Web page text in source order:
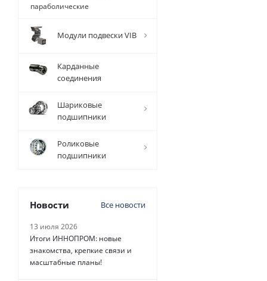
параболические
Модули подвески VIB
Карданные
соединения
Шариковые
подшипники
Роликовые
подшипники
Новости Все новости
13 июля 2026
Итоги ИННОПРОМ: новые
знакомства, крепкие связи и
масштабные планы!